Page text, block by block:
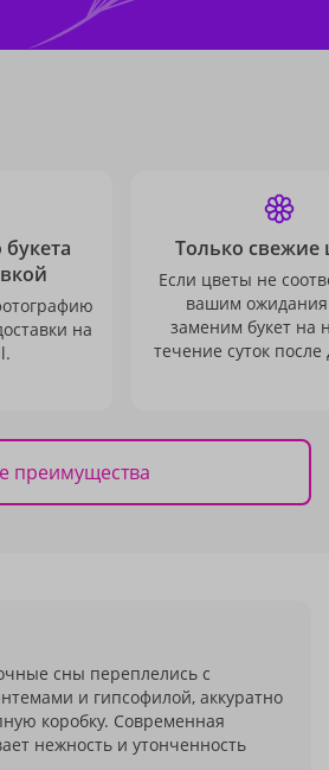
на
Только свежие
Если цветы не
вашим
заменим букет на
течение суток после
преимущества
сны переплелись с
и гипсофилой, аккуратно
коробку. Современная
нежность и утонченность